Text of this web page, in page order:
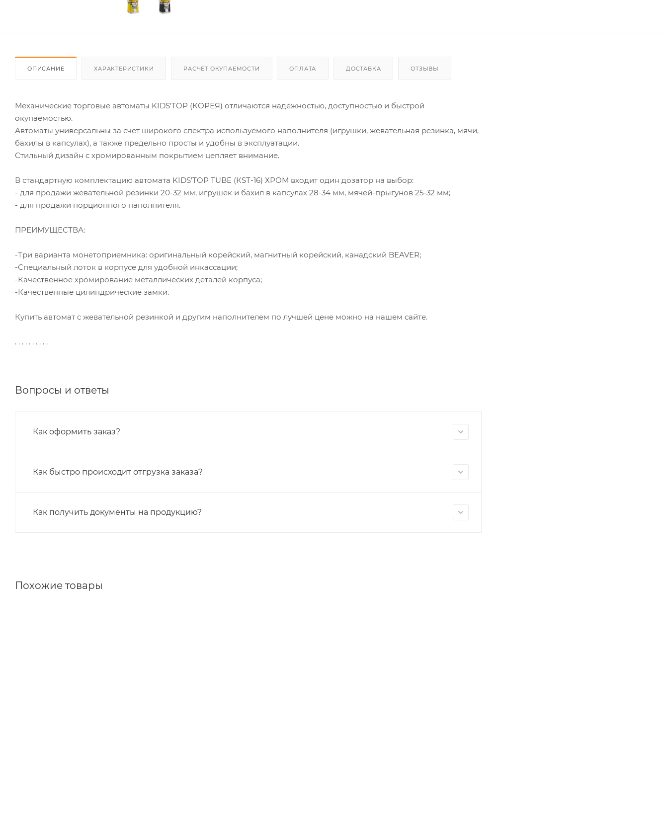
ОПИСАНИЕ ХАРАКТЕРИСТИКИ РАСЧЁТ ОКУПАЕМОСТИ ОПЛАТА ДОСТАВКА ОТЗЫВЫ
Механические торговые автоматы KIDS'TOP (КОРЕЯ) отличаются надёжностью, доступностью и быстрой
окупаемостью.
Автоматы универсальны за счет широкого спектра используемого наполнителя (игрушки, жевательная резинка, мячи,
бахилы в капсулах), а также предельно просты и удобны в эксплуатации.
Стильный дизайн с хромированным покрытием цепляет внимание.
В стандартную комплектацию автомата KIDS'TOP TUBE (КSТ-16) ХРОМ входит один дозатор на выбор:
- для продажи жевательной резинки 20-32 мм, игрушек и бахил в капсулах 28-34 мм, мячей-прыгунов 25-32 мм;
- для продажи порционного наполнителя.
ПРЕИМУЩЕСТВА:
-Три варианта монетоприемника: оригинальный корейский, магнитный корейский, канадский BEAVER;
-Специальный лоток в корпусе для удобной инкассации;
-Качественное хромирование металлических деталей корпуса;
-Качественные цилиндрические замки.
Купить автомат с жевательной резинкой и другим наполнителем по лучшей цене можно на нашем сайте.
. . . . . . . . . .
Вопросы и ответы
Как оформить заказ?
Как быстро происходит отгрузка заказа?
Как получить документы на продукцию?
Похожие товары